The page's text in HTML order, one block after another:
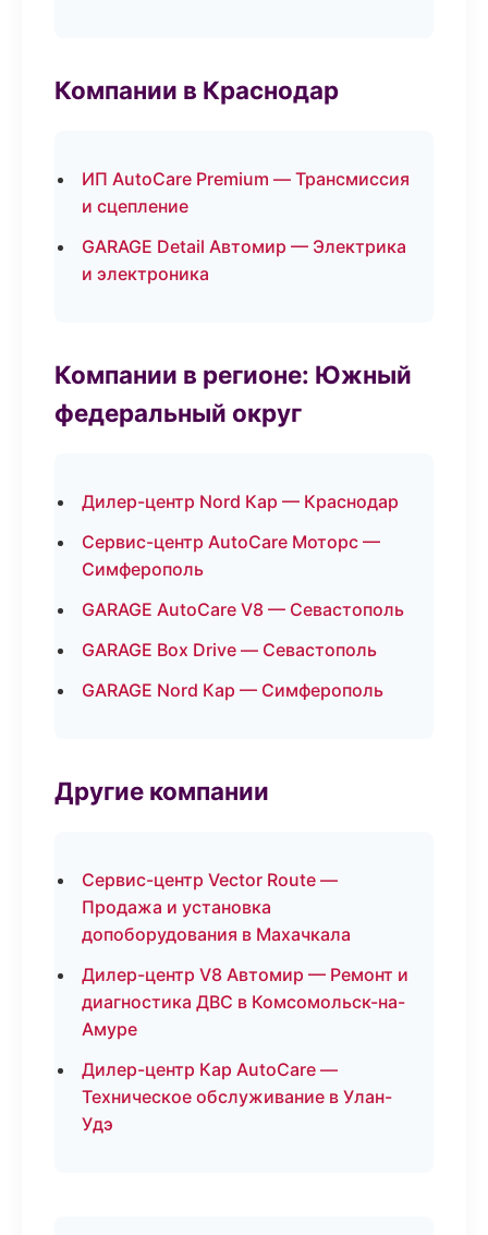
Компании в Краснодар
ИП AutoCare Premium — Трансмиссия
и сцепление
GARAGE Detail Автомир — Электрика
и электроника
Компании в регионе: Южный
федеральный округ
Дилер-центр Nord Кар — Краснодар
Сервис-центр AutoCare Моторс —
Симферополь
GARAGE AutoCare V8 — Севастополь
GARAGE Box Drive — Севастополь
GARAGE Nord Кар — Симферополь
Другие компании
Сервис-центр Vector Route —
Продажа и установка
допоборудования в Махачкала
Дилер-центр V8 Автомир — Ремонт и
диагностика ДВС в Комсомольск-на-
Амуре
Дилер-центр Кар AutoCare —
Техническое обслуживание в Улан-
Удэ